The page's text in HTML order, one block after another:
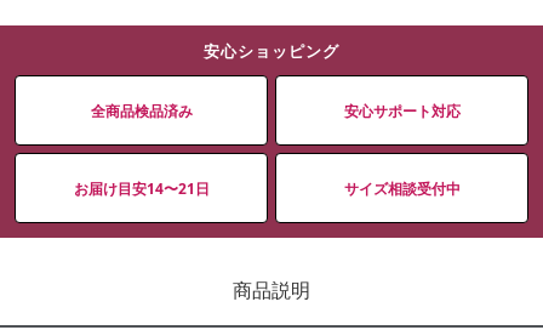
安心ショッピング
全商品検品済み 安心サポート対応
お届け目安14〜21日 サイズ相談受付中
商品説明